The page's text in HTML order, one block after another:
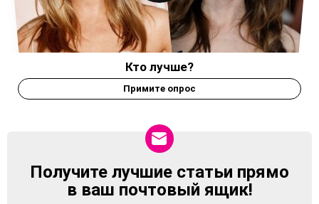
Кто лучше?
Примите опрос
NEWSLETTER
Получите лучшие статьи прямо
в ваш почтовый ящик!